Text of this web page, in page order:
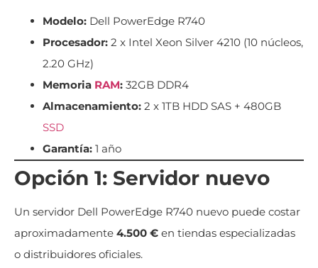
Modelo: Dell PowerEdge R740
Procesador: 2 x Intel Xeon Silver 4210 (10 núcleos,
2.20 GHz)
Memoria RAM: 32GB DDR4
Almacenamiento: 2 x 1TB HDD SAS + 480GB
SSD
Garantía: 1 año
Opción 1: Servidor nuevo
Un servidor Dell PowerEdge R740 nuevo puede costar
aproximadamente 4.500 € en tiendas especializadas
o distribuidores oficiales.